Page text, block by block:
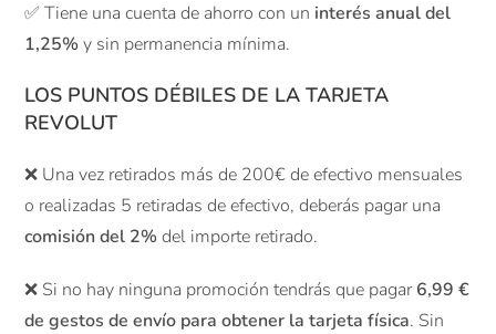
✅ Tiene una cuenta de ahorro con un interés anual del
1,25%y sin permanencia mínima.
LOS PUNTOS DÉBILES DE LA TARJETA
REVOLUT
❌ Una vez retirados más de 200€ de efectivo mensuales
o realizadas 5 retiradas de efectivo, deberás pagar una
comisión del 2%del importe retirado.
❌ Si no hay ninguna promoción tendrás que pagar6,99 €
de gestos de envío para obtener la tarjeta física. Sin